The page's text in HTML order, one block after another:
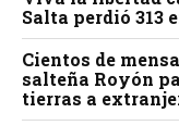
Salta perdió 313
Cientos de
salteña Royón
tierras a